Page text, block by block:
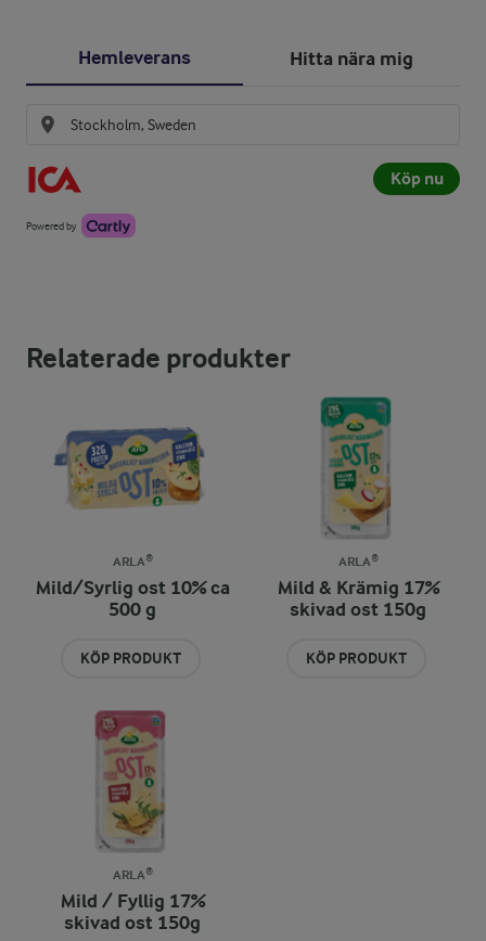
Hemleverans Hitta nära mig
Köp nu
Powered by
Relaterade produkter
ARLA®
Mild/Syrlig ost 10% ca
500 g
KÖP PRODUKT
ARLA®
Mild & Krämig 17%
skivad ost 150g
KÖP PRODUKT
ARLA®
Mild / Fyllig 17%
skivad ost 150g